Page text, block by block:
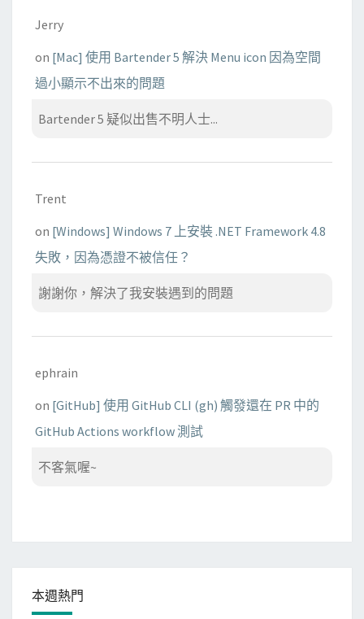
Jerry
on [Mac] 使用 Bartender 5 解決 Menu icon 因為空間
過小顯示不出來的問題
Bartender 5 疑似出售不明人士...
Trent
on [Windows] Windows 7 上安裝 .NET Framework 4.8
失敗，因為憑證不被信任？
謝謝你，解決了我安裝遇到的問題
ephrain
on [GitHub] 使用 GitHub CLI (gh) 觸發還在 PR 中的
GitHub Actions workflow 測試
不客氣喔~
本週熱門